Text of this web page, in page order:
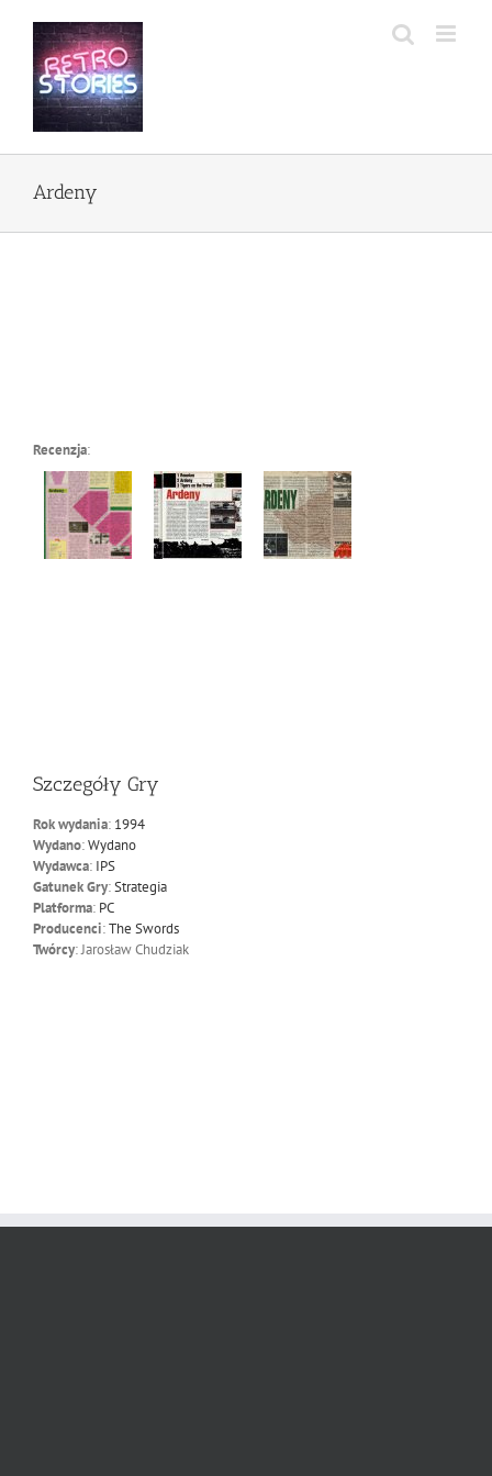
zawartości
Ardeny
Recenzja:
Szczegóły Gry
Rok wydania: 1994
Wydano:Wydano
Wydawca: IPS
Gatunek Gry:Strategia
Platforma: PC
Producenci:The Swords
Twórcy: Jarosław Chudziak